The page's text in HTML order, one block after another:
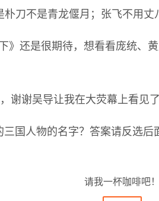
刀不是青龙偃月；张飞不用丈
》还是很期待，想看看庞统、
谢谢吴导让我在大荧幕上看见了
国人物的名字？答案请反选后
请我一杯咖啡吧！